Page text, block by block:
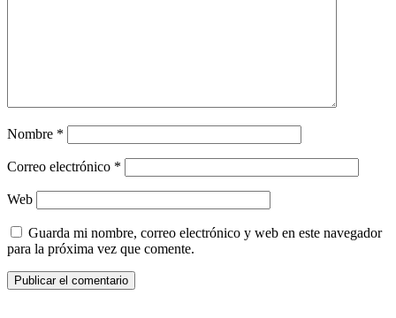
Nombre *
Correo electrónico *
Web
Guarda mi nombre, correo electrónico y web en este navegador
para la próxima vez que comente.